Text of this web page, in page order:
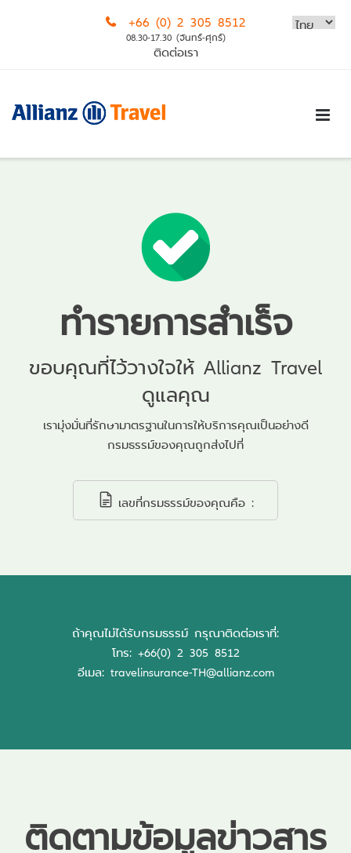
+66 (0) 2 305 8512
08.30-17.30 (จันทร์-ศุกร์)
ติดต่อเรา
ทำรายการสำเร็จ
ขอบคุณที่ไว้วางใจให้ Allianz Travel
ดูแลคุณ
เรามุ่งมั่นที่รักษามาตรฐานในการให้บริการคุณเป็นอย่างดี
กรมธรรม์ของคุณถูกส่งไปที่
เลขที่กรมธรรม์ของคุณคือ :
ถ้าคุณไม่ได้รับกรมธรรม์ กรุณาติดต่อเราที่:
โทร: +66(0) 2 305 8512
อีเมล: travelinsurance-TH@allianz.com
ติดตามข้อมูลข่าวสาร